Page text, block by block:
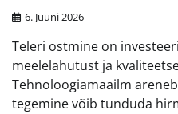
6. Juuni 2026
Teleri ostmine on
meelelahutust ja
Tehnoloogiamaailm
tegemine võib tunduda